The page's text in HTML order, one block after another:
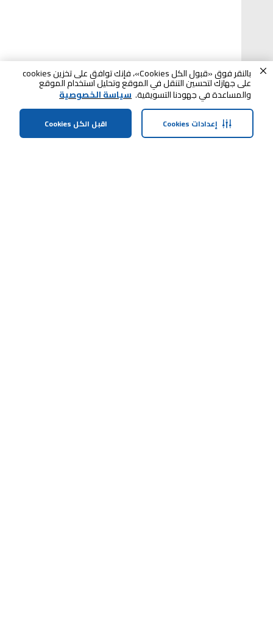
بالنقر فوق «قبول الكل Cookies»، فإنك توافق على تخزين cookies
على جهازك لتحسين التنقل في الموقع وتحليل استخدام الموقع
والمساعدة في جهودنا التسويقية. سياسة الخصوصية
اقبل الكل Cookies إعدادات Cookies
الرئيسية الفئات الملف الشخصي العربة